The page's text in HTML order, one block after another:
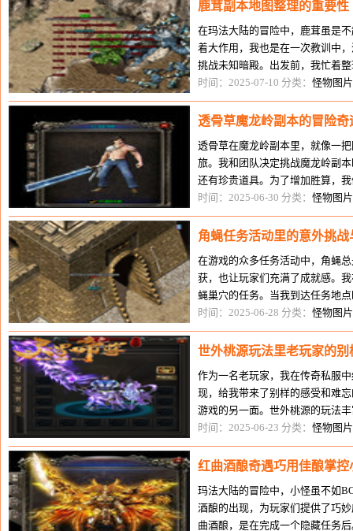
鹿茸副本地图整理的重要性
在玛法大陆的冒险中，鹿茸虽是
着大作用，我也是在一次教训中
挑战未知暗殿。出发前，我忙着
知暗殿后，里面的怪物远比想象中
时间：2025-07-10 分类： 怪物图片
透骨草魔龙岭副本的冒险奇
透骨草在魔龙岭副本里，就像一
旅。我和团队决定挑战魔龙岭副
还有珍贵道具。为了增加胜算，
程中，我们穿梭在各个角落，遇
时间：2025-06-30 分类： 怪物图片
角蝇任务活动里的意外挑战
在游戏的众多任务活动中，角蝇
获，也让玩家们充满了成就感。
蝇巢穴的任务。当我到达任务地
膀，周围环绕着大量的蝙蝠。我
时间：2025-06-28 分类： 怪物图片
世外桃源玩法里老玩家的别
作为一名老玩家，我在传奇私服
现，给我带来了别样的感受和难
游戏的另一面。世外桃源的玩法
殊的活动。记得有一次，世外桃
时间：2025-06-23 分类： 怪物图片
红曲酒酿奇遇巧用佳酿掌
玛法大陆的冒险中，小怪虽不如
酒酿的出现，为玩家们提供了巧
曲酒酿，是在完成一个隐藏任务